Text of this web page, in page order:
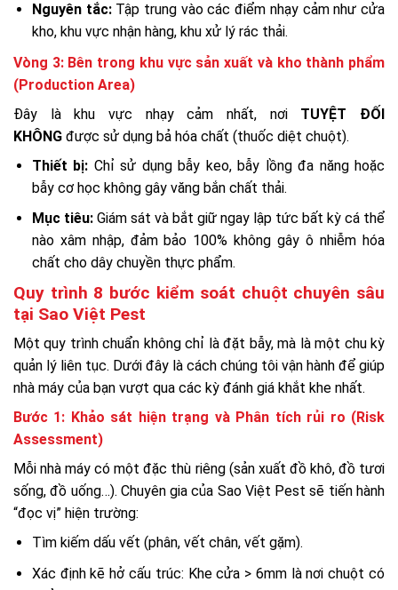
Nguyên tắc:Tập trung vào các điểm nhạy cảm như cửa
kho, khu vực nhận hàng, khu xử lý rác thải.
Vòng 3: Bên trong khu vực sản xuất và kho thành phẩm
(Production Area)
Đây là khu vực nhạy cảm nhất, nơi TUYỆT ĐỐI
KHÔNG được sử dụng bả hóa chất (thuốc diệt chuột).
Thiết bị: Chỉ sử dụng bẫy keo, bẫy lồng đa năng hoặc
bẫy cơ học không gây văng bắn chất thải.
Mục tiêu:Giám sát và bắt giữ ngay lập tức bất kỳ cá thể
nào xâm nhập, đảm bảo 100% không gây ô nhiễm hóa
chất cho dây chuyền thực phẩm.
Quy trình 8 bước kiểm soát chuột chuyên sâu
tại Sao Việt Pest
Một quy trình chuẩn không chỉ là đặt bẫy, mà là một chu kỳ
quản lý liên tục. Dưới đây là cách chúng tôi vận hành để giúp
nhà máy của bạn vượt qua các kỳ đánh giá khắt khe nhất.
Bước 1: Khảo sát hiện trạng và Phân tích rủi ro (Risk
Assessment)
Mỗi nhà máy có một đặc thù riêng (sản xuất đồ khô, đồ tươi
sống, đồ uống…). Chuyên gia của Sao Việt Pest sẽ tiến hành
“đọc vị” hiện trường:
Tìm kiếm dấu vết (phân, vết chân, vết gặm).
Xác định kẽ hở cấu trúc: Khe cửa > 6mm là nơi chuột có